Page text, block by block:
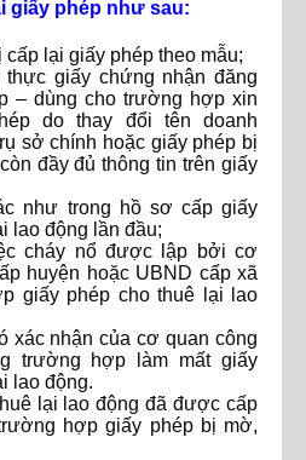
giấy phép như sau:
lại giấy phép theo mẫu;
thực giấy chứng nhận đăng
– dùng cho trường hợp xin
do thay đổi tên doanh
sở chính hoặc giấy phép bị
đầy đủ thông tin trên giấy
như trong hồ sơ cấp giấy
lao động lần đầu;
cháy nổ được lập bởi cơ
huyện hoặc UBND cấp xã
giấy phép cho thuê lại lao
xác nhận của cơ quan công
trường hợp làm mất giấy
lao động.
lại lao động đã được cấp
hợp giấy phép bị mờ,